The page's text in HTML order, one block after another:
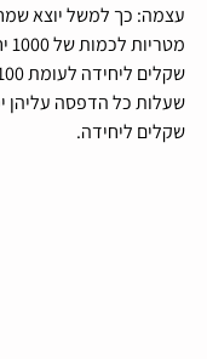
עצמה: כך למשל יוצא
שקלים ליחידה.